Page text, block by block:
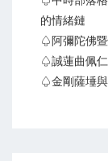
的情緒鏈
♤阿彌陀佛
♤誠蓮曲佩
♤金剛薩埵